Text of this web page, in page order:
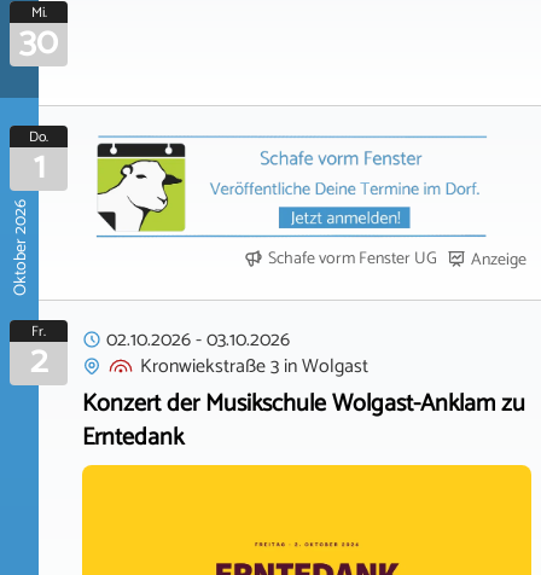
Mi.
30
Oktober 2026
Do.
1
Schafe vorm Fenster UG Anzeige
Fr.
2 02.10.2026-03.10.2026
Kronwiekstraße 3inWolgast
Konzert der Musikschule Wolgast-Anklam zu
Erntedank